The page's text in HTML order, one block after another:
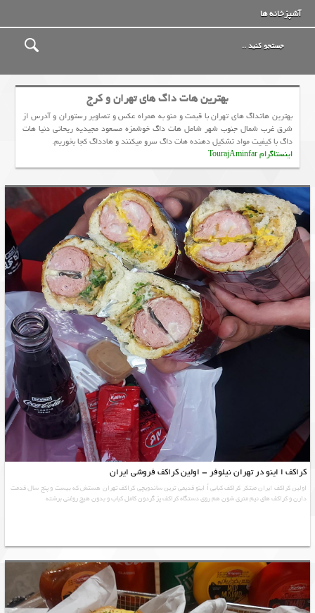
آشپزخانه ها
بهترین هات داگ های تهران و کرج
بهترین هاتداگ های تهران با قیمت و منو به همراه عکس و تصاویر رستوران و آدرس از
شرق غرب شمال جنوب شهر شامل هات داگ خوشمزه مسعود مجیدیه ريحاني دنیا هات
داگ با کیفیت مواد تشکیل دهنده هات داگ سرو میکنند و هادداگ کجا بخوریم.
اینستاگرام TourajAminfar
کراکف ا اینو در تهران نیلوفر – اولین کراکف فروشی ایران
اولین کراکف ایران مبتکر کراکف کبابی اُ اینو قدیمی ترین ساندویچی کراکف تهران هستش که بیست و پنج سال قدمت
دارن و کراکف های نیم متری شون هم روی دستگاه کراکف پز گردون کامل کباب و بدون هیچ روغنی برشته